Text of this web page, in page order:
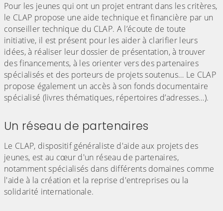
Pour les jeunes qui ont un projet entrant dans les critères,
le CLAP propose une aide technique et financière par un
conseiller technique du CLAP. A l’écoute de toute
initiative, il est présent pour les aider à clarifier leurs
idées, à réaliser leur dossier de présentation, à trouver
des financements, à les orienter vers des partenaires
spécialisés et des porteurs de projets soutenus… Le CLAP
propose également un accès à son fonds documentaire
spécialisé (livres thématiques, répertoires d’adresses…).
Un réseau de partenaires
Le CLAP, dispositif généraliste d'aide aux projets des
jeunes, est au cœur d'un réseau de partenaires,
notamment spécialisés dans différents domaines comme
l'aide à la création et la reprise d'entreprises ou la
solidarité internationale.